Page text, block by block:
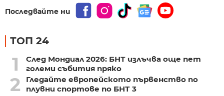
Последвайте ни
ТОП 24
1
След Мондиал 2026: БНТ излъчва още пет
големи събития пряко
2
Гледайте европейското първенство по
плувни спортове по БНТ 3